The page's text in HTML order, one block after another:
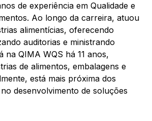
de experiência em Qualidade e
Ao longo da carreira, atuou
alimentícias, oferecendo
auditorias e ministrando
na QIMA WQS há 11 anos,
de alimentos, embalagens e
está mais próxima dos
desenvolvimento de soluções